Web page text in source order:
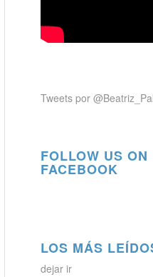
Tweets por
FOLLOW US ON
FACEBOOK
LOS MÁS
dejar ir